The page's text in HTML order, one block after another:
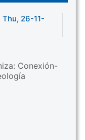
26-11-
Conexión-